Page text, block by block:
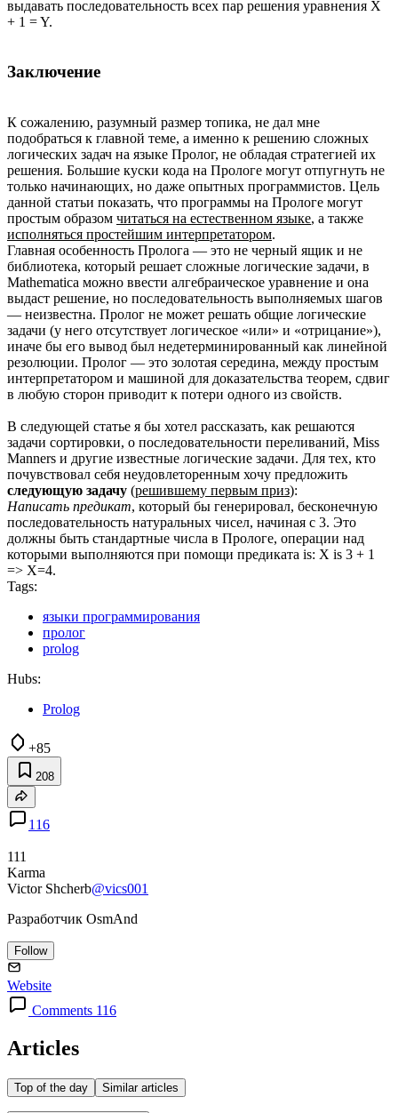
выдавать последовательность всех пар решения уравнения X
+ 1 = Y.
Заключение
К сожалению, разумный размер топика, не дал мне
подобраться к главной теме, а именно к решению сложных
логических задач на языке Пролог, не обладая стратегией их
решения. Большие куски кода на Прологе могут отпугнуть не
только начинающих, но даже опытных программистов. Цель
данной статьи показать, что программы на Прологе могут
простым образом читаться на естественном языке, а также
исполняться простейшим интерпретатором.
Главная особенность Пролога — это не черный ящик и не
библиотека, который решает сложные логические задачи, в
Mathematica можно ввести алгебраическое уравнение и она
выдаст решение, но последовательность выполняемых шагов
— неизвестна. Пролог не может решать общие логические
задачи (у него отсутствует логическое «или» и «отрицание»),
иначе бы его вывод был недетерминированный как линейной
резолюции. Пролог — это золотая середина, между простым
интерпретатором и машиной для доказательства теорем, сдвиг
в любую сторон приводит к потери одного из свойств.
В следующей статье я бы хотел рассказать, как решаются
задачи сортировки, о последовательности переливаний, Miss
Manners и другие известные логические задачи. Для тех, кто
почувствовал себя неудовлеторенным хочу предложить
следующую задачу (решившему первым приз):
Написать предикат, который бы генерировал, бесконечную
последовательность натуральных чисел, начиная с 3. Это
должны быть стандартные числа в Прологе, операции над
которыми выполняются при помощи предиката is: X is 3 + 1
=> X=4.
Tags:
языки программирования
пролог
prolog
Hubs:
Prolog
+85
208
116
111
Karma
Victor Shcherb@vics001
Разработчик OsmAnd
Follow
Website
Comments 116
Articles
Top of the day Similar articles